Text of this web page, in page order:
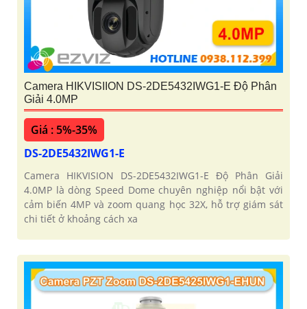
Camera HIKVISIION DS-2DE5432IWG1-E Độ Phân
Giải 4.0MP
Giá : 5%-35%
DS-2DE5432IWG1-E
Camera HIKVISION DS-2DE5432IWG1-E Độ Phân Giải
4.0MP là dòng Speed Dome chuyên nghiệp nổi bật với
cảm biến 4MP và zoom quang học 32X, hỗ trợ giám sát
chi tiết ở khoảng cách xa